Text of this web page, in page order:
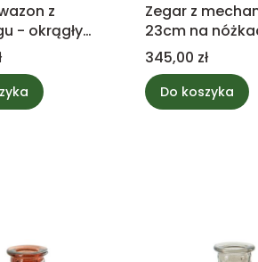
z
- okrągły
Zegar z
23cm na
Cena
345,00 zł
Do koszyka